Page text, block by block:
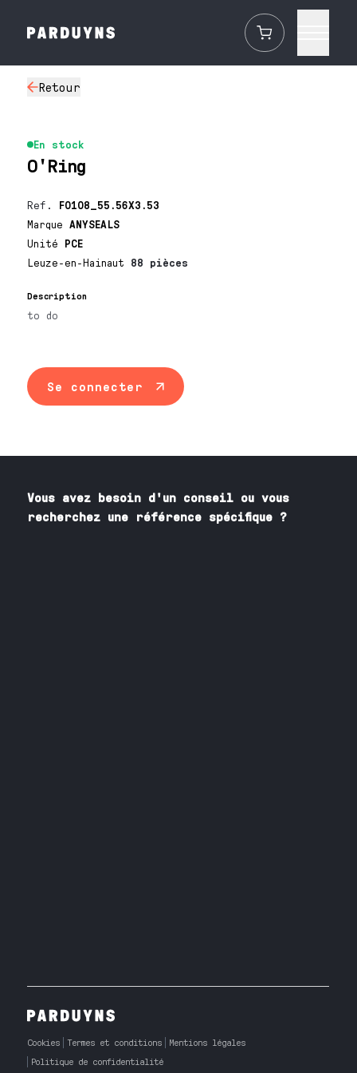
Retour
En stock
O'Ring
Ref. F0108_55.56X3.53
MarqueANYSEALS
Unité PCE
Leuze-en-Hainaut 88 pièces
Description
to do
Se connecter
Vous avez besoin d'un conseil ou vous
recherchez une référence spécifique ?
Cookies Termes et conditions
Mentions légales
Politique de confidentialité